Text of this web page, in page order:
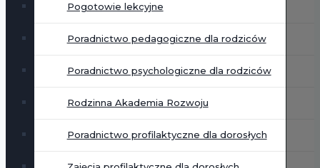
Pogotowie lekcyjne
Poradnictwo pedagogiczne dla rodziców
Poradnictwo psychologiczne dla rodziców
Rodzinna Akademia Rozwoju
Poradnictwo profilaktyczne dla dorosłych